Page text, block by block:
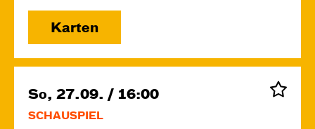
Karten
So, 27.09. / 16:00
SCHAUSPIEL